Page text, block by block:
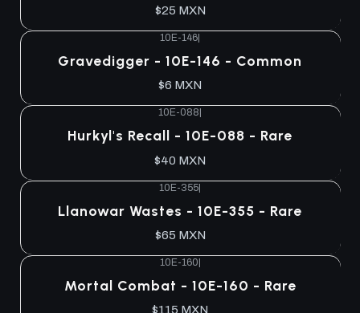
$25 MXN
10E-146|
Gravedigger - 10E-146 - Common
$6 MXN
10E-088
Hurkyl's Recall - 10E-088 - Rare
$40 MXN
10E-355|
Llanowar Wastes - 10E-355 - Rare
$65 MXN
10E-160
Mortal Combat - 10E-160 - Rare
$115 MXN